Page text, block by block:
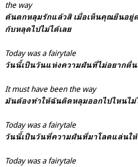
the way
ดันตกหลุมรักแล้วสิ เมื่อเห็นคุณยืนอยู่
กับหลุดไปไม่ได้เลย
Today was a fairytale
วันนี้เป็นวันแห่งความฝันที่ไม่อยากตื่น
It must have been the way
มันต้องทำให้ฉันติดหลุมออกไปไหนไ
Today was a fairytale
วันนี้เป็นวันที่ความฝันที่มาโลดแล่นให้
Today was a fairytale